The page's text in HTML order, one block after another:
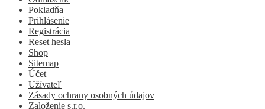
Pokladňa
Prihlásenie
Registrácia
Reset hesla
Shop
Sitemap
Účet
Užívateľ
Zásady ochrany osobných údajov
Založenie s.r.o.